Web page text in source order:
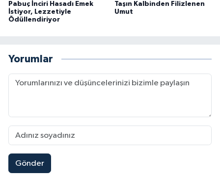
Pabuç İnciri Hasadı Emek
İstiyor, Lezzetiyle
Ödüllendiriyor
Taşın Kalbinden Filizlenen
Umut
Yorumlar
Gönder